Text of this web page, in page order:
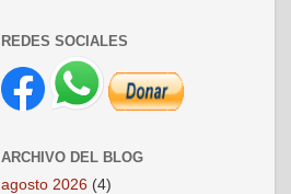
REDES SOCIALES
ARCHIVO DEL BLOG
agosto 2026 (4)